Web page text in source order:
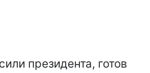
президента, готов